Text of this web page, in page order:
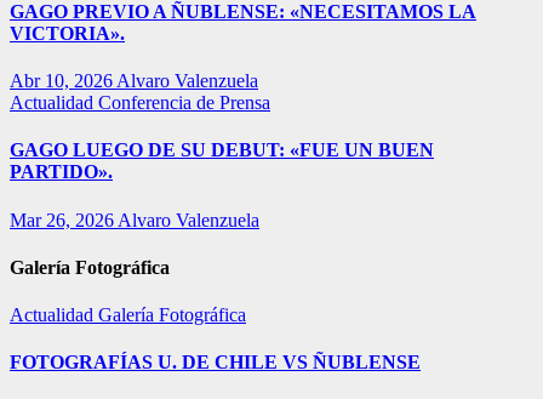
GAGO PREVIO A ÑUBLENSE: «NECESITAMOS LA
VICTORIA».
Abr 10, 2026 Alvaro Valenzuela
Actualidad Conferencia de Prensa
GAGO LUEGO DE SU DEBUT: «FUE UN BUEN
PARTIDO».
Mar 26, 2026 Alvaro Valenzuela
Galería Fotográfica
Actualidad Galería Fotográfica
FOTOGRAFÍAS U. DE CHILE VS ÑUBLENSE